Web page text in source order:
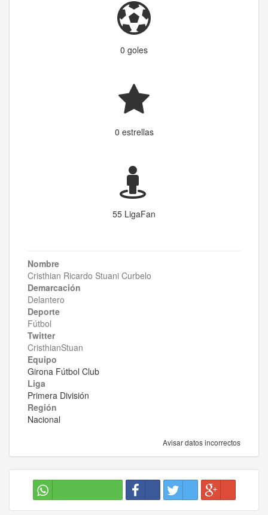
0 goles
0 estrellas
55 LigaFan
Nombre
Cristhian Ricardo Stuani Curbelo
Demarcación
Delantero
Deporte
Fútbol
Twitter
CristhianStuan
Equipo
Girona Fútbol Club
Liga
Primera División
Región
Nacional
Avisar datos incorrectos